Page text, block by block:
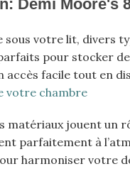
sous votre lit, divers
pour stocker
facile tout en
votre chambre
matériaux jouent
parfaitement à
harmoniser votre